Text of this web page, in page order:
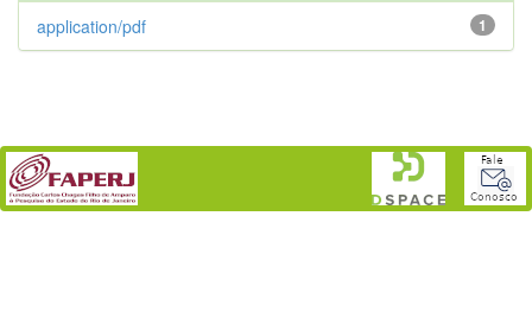
1
application/pdf